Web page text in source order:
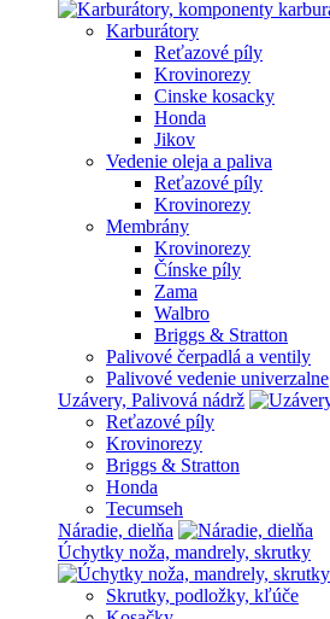
Karburátory
Reťazové píly
Krovinorezy
Cinske kosacky
Honda
Jikov
Vedenie oleja a paliva
Reťazové píly
Krovinorezy
Membrány
Krovinorezy
Čínske píly
Zama
Walbro
Briggs & Stratton
Palivové čerpadlá a ventily
Palivové vedenie univerzalne
Uzávery, Palivová nádrž
Reťazové píly
Krovinorezy
Briggs & Stratton
Honda
Tecumseh
Náradie, dielňa
Úchytky noža, mandrely, skrutky
Skrutky, podložky, kľúče